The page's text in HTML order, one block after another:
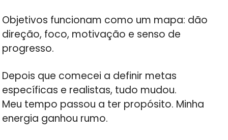
Objetivos funcionam como um mapa: dão
direção, foco, motivação e senso de
progresso.
Depois que comecei a definir metas
específicas e realistas, tudo mudou.
Meu tempo passou a ter propósito. Minha
energia ganhou rumo.